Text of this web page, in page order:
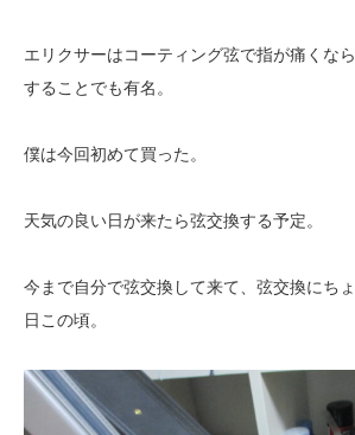
エリクサーはコーティング弦で指が痛くな
することでも有名。
僕は今回初めて買った。
天気の良い日が来たら弦交換する予定。
今まで自分で弦交換して来て、弦交換にち
日この頃。